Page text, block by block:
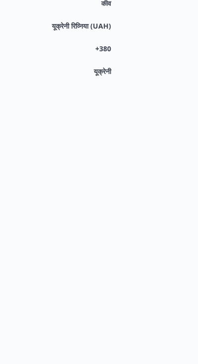
कीव
यूक्रेनी रिव्निया (UAH)
+380
यूक्रेनी